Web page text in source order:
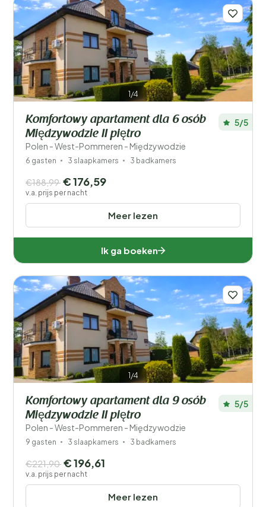
1/4
Komfortowy apartament dla 6 osób
Międzywodzie II piętro
Polen - West-Pommeren - Międzywodzie
5/5
6 gasten 3 slaapkamers 3 badkamers
Meer lezen
€188,99 € 176,59
v.a. prijs per nacht
Ik ga boeken
1/4
Komfortowy apartament dla 9 osób
Międzywodzie II piętro
Polen - West-Pommeren - Międzywodzie
5/5
9 gasten 3 slaapkamers 3 badkamers
Meer lezen
€221,90 € 196,61
v.a. prijs per nacht